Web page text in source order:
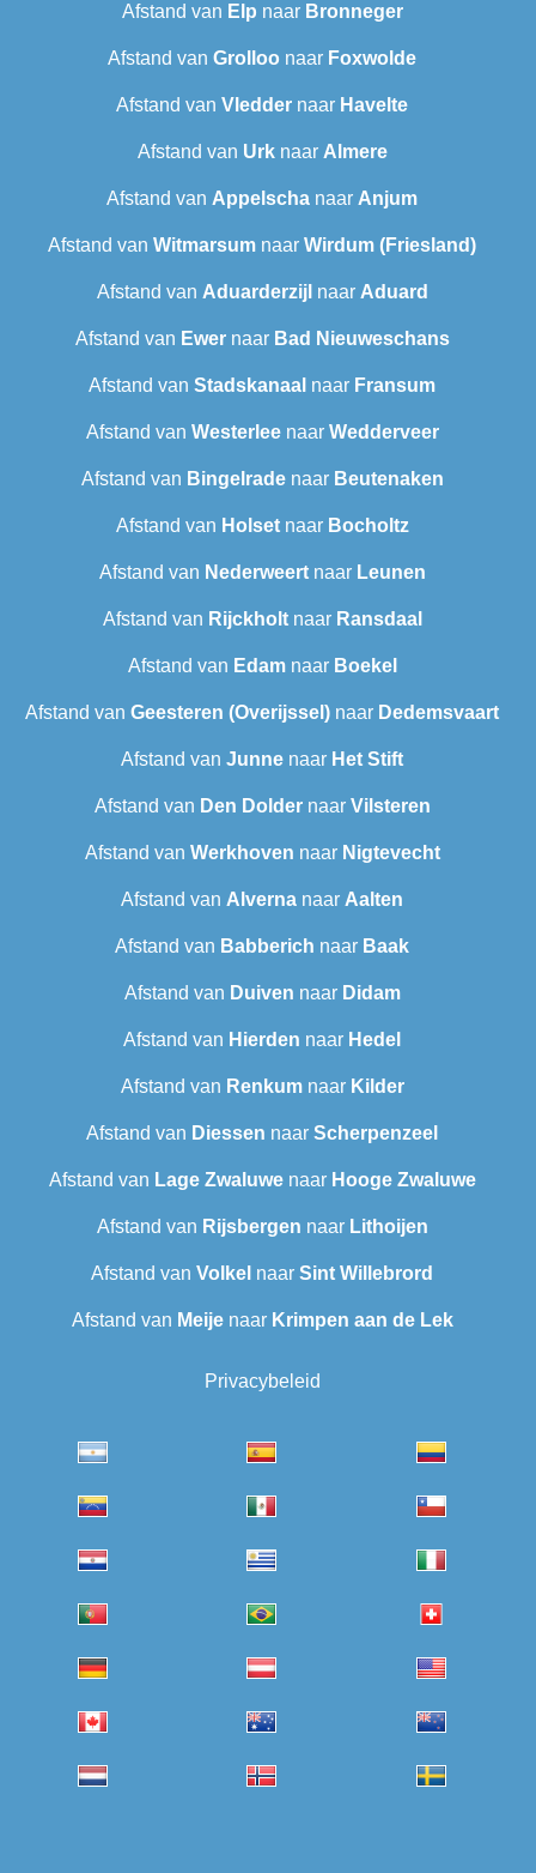
Afstand van Elp naar Bronneger
Afstand van Grolloo naar Foxwolde
Afstand van Vledder naar Havelte
Afstand van Urknaar Almere
Afstand van Appelscha naar Anjum
Afstand van Witmarsum naar Wirdum (Friesland)
Afstand van Aduarderzijl naar Aduard
Afstand van Ewernaar Bad Nieuweschans
Afstand van Stadskanaal naar Fransum
Afstand van Westerleenaar Wedderveer
Afstand van Bingelradenaar Beutenaken
Afstand van Holsetnaar Bocholtz
Afstand van Nederweertnaar Leunen
Afstand van Rijckholtnaar Ransdaal
Afstand van Edamnaar Boekel
Afstand van Geesteren (Overijssel) naar Dedemsvaart
Afstand van Junne naar Het Stift
Afstand van Den Doldernaar Vilsteren
Afstand van Werkhoven naar Nigtevecht
Afstand van Alverna naar Aalten
Afstand van Babberich naar Baak
Afstand van Duiven naar Didam
Afstand van Hierden naar Hedel
Afstand van Renkumnaar Kilder
Afstand van Diessen naar Scherpenzeel
Afstand van Lage Zwaluwenaar Hooge Zwaluwe
Afstand van Rijsbergen naar Lithoijen
Afstand van Volkel naar Sint Willebrord
Afstand van Meijenaar Krimpen aan de Lek
Privacybeleid